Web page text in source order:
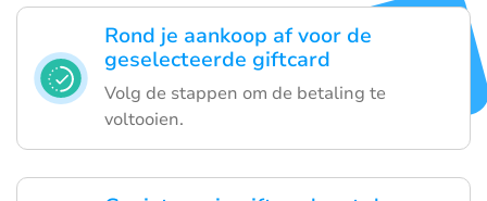
Rond je aankoop af voor de
geselecteerde giftcard
Volg de stappen om de betaling te
voltooien.